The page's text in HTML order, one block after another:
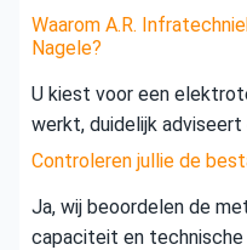
Waarom A.R.
Nagele?
U kiest voor een
werkt, duidelijk
Controleren jullie de
Ja, wij beoordelen de
capaciteit en technische